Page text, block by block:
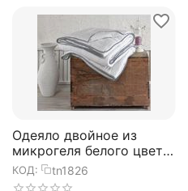
Одеяло двойное из
микрогеля белого цвета
TWIN 195х215 см, TAC
КОД: tn1826